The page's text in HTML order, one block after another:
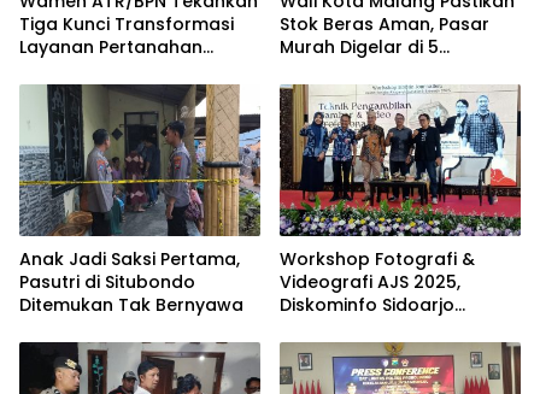
Tiga Kunci Transformasi
Layanan Pertanahan
IPPAT
Stok Beras Aman, Pasar
Murah Digelar di 5
Anak Jadi Saksi Pertama,
Pasutri di Situbondo
Ditemukan Tak Bernyawa
Workshop Fotografi &
Videografi AJS 2025,
Diskominfo Sidoarjo
Angkat Sejarah dan
Budaya